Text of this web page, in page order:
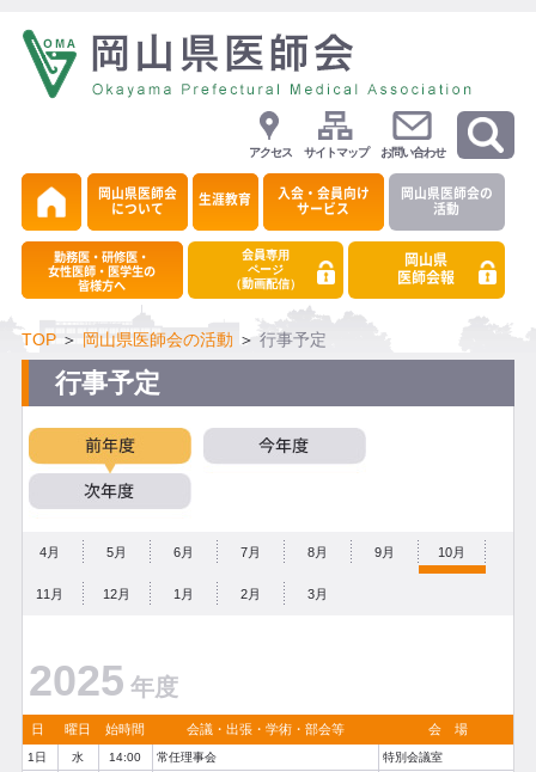
アクセス サイトマップ お問い合わせ
岡山県医師会
について
生涯教育
入会・会員向け
サービス
岡山県医師会の
活動
勤務医・研修医・
女性医師・医学生の
皆様方へ
会員専用
ページ
（動画配信）
岡山県
医師会報
TOP＞ 岡山県医師会の活動 ＞ 行事予定
行事予定
4月 5月 6月 7月 8月 9月 10月
11月 12月 1月 2月 3月
2025 年度
日 曜日 始時間 会議・出張・学術・部会等 会 場
1日 水 14:00 常任理事会
特別会議室